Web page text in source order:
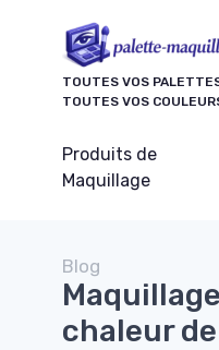
TOUTES VOS
TOUTES VOS
Produits de
Maquillage
Blog
chaleur